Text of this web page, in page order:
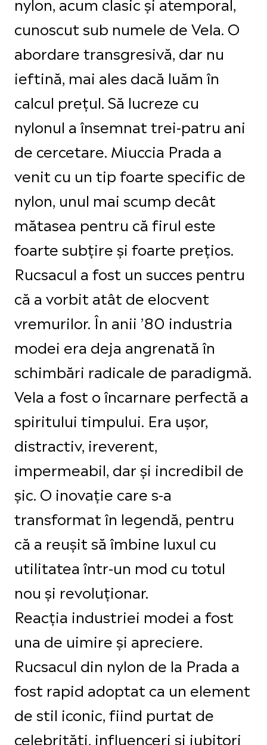
cunoscut sub numele de Vela. O
abordare transgresivă, dar nu
ieftină, mai ales dacă luăm în
calcul prețul. Să lucreze cu
nylonul a însemnat trei-patru ani
de cercetare. Miuccia Prada a
venit cu un tip foarte specific de
nylon, unul mai scump decât
mătasea pentru că firul este
foarte subțire și foarte prețios.
Rucsacul a fost un succes pentru
că a vorbit atât de elocvent
vremurilor. În anii ’80 industria
modei era deja angrenată în
schimbări radicale de paradigmă.
Vela a fost o încarnare perfectă a
spiritului timpului. Era ușor,
distractiv, ireverent,
impermeabil, dar și incredibil de
șic. O inovație care s-a
transformat în legendă, pentru
că a reușit să îmbine luxul cu
utilitatea într-un mod cu totul
nou și revoluționar.
Reacția industriei modei a fost
una de uimire și apreciere.
Rucsacul din nylon de la Prada a
fost rapid adoptat ca un element
de stil iconic, fiind purtat de
celebrități, influenceri și iubitori